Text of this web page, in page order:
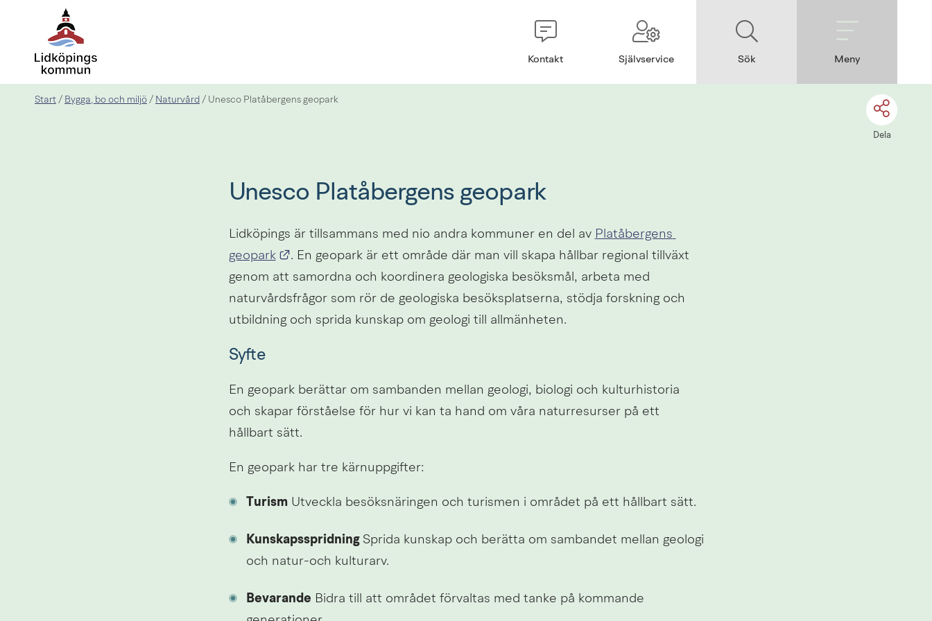
Kontakt Självservice Sök Meny
Start / Bygga, bo och miljö / Naturvård / Unesco Platåbergens geopark
Dela
Unesco Platåbergens geopark
Lidköpings är tillsammans med nio andra kommuner en del av Platåbergens
geopark
Länk till annan webbplats.
. En geopark är ett område där man vill skapa hållbar regional tillväxt
genom att samordna och koordinera geologiska besöksmål, arbeta med
naturvårdsfrågor som rör de geologiska besöksplatserna, stödja forskning och
utbildning och sprida kunskap om geologi till allmänheten.
Syfte
En geopark berättar om sambanden mellan geologi, biologi och kulturhistoria
och skapar förståelse för hur vi kan ta hand om våra naturresurser på ett
hållbart sätt.
En geopark har tre kärnuppgifter:
Turism Utveckla besöksnäringen och turismen i området på ett hållbart sätt.
Kunskapsspridning Sprida kunskap och berätta om sambandet mellan geologi
och natur-och kulturarv.
Bevarande Bidra till att området förvaltas med tanke på kommande